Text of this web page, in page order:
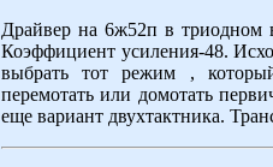
Драйвер на 6ж52п в триодном
Коэффициент усиления-48.
выбрать тот режим ,
перемотать или домотать
еще вариант двухтактника.